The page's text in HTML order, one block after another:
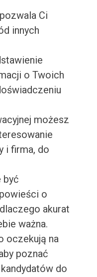
Ci
innych
o Twoich
możesz
i firma, do
być
o
akurat
ważna.
oczekują na
poznać
do